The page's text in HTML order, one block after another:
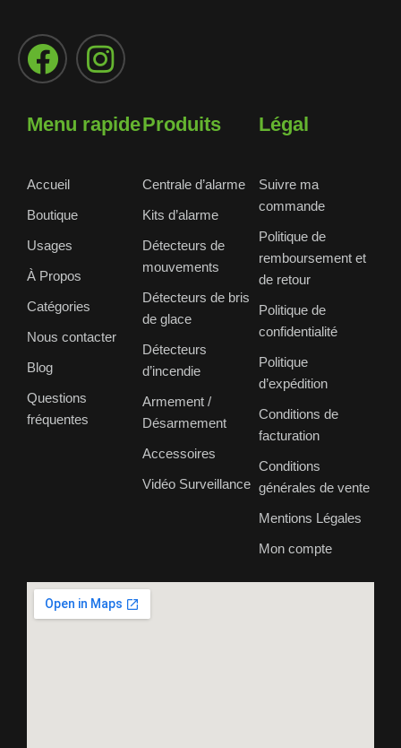
Menu rapide
Accueil
Boutique
Usages
À Propos
Catégories
Nous contacter
Blog
Questions
fréquentes
Produits
Centrale d’alarme
Kits d’alarme
Détecteurs de
mouvements
Détecteurs de bris
de glace
Détecteurs
d’incendie
Armement /
Désarmement
Accessoires
Vidéo Surveillance
Légal
Suivre ma
commande
Politique de
remboursement et
de retour
Politique de
confidentialité
Politique
d’expédition
Conditions de
facturation
Conditions
générales de vente
Mentions Légales
Mon compte